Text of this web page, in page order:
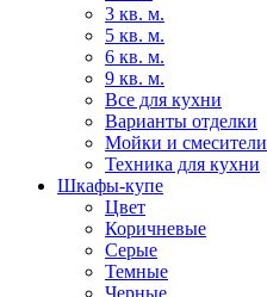
3 кв. м.
5 кв. м.
6 кв. м.
9 кв. м.
Все для кухни
Варианты отделки
Мойки и смесители
Техника для кухни
Шкафы-купе
Цвет
Коричневые
Серые
Темные
Черные